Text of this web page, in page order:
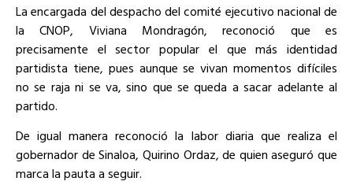
La encargada del despacho del comité ejecutivo nacional de
la CNOP, Viviana Mondragón, reconoció que es
precisamente el sector popular el que más identidad
partidista tiene, pues aunque se vivan momentos difíciles
no se raja ni se va, sino que se queda a sacar adelante al
partido.
De igual manera reconoció la labor diaria que realiza el
gobernador de Sinaloa, Quirino Ordaz, de quien aseguró que
marca la pauta a seguir.